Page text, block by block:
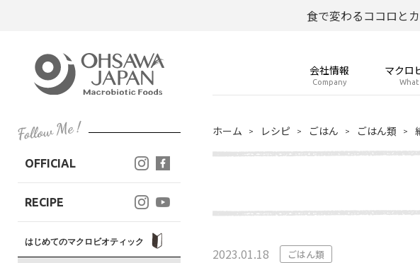
食で変わるココロと
会社情報
Company
マクロ
OFFICIAL
RECIPE
はじめてのマクロビオティック
ホーム レシピ ごはん ごはん類
2023.01.18 ごはん類